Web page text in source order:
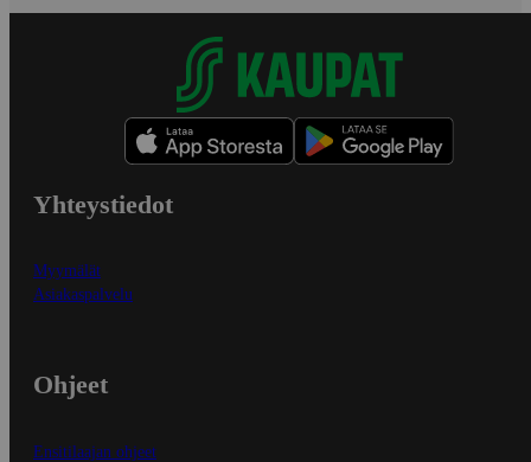
Yhteystiedot
Myymälät
Asiakaspalvelu
Ohjeet
Ensitilaajan ohjeet